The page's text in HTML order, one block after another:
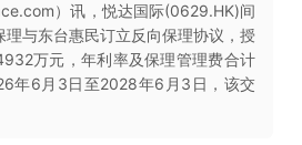
）讯，悦达国际(0629.HK)间
理与东台惠民订立反向保理协议，授
万元，年利率及保理管理费合计
年6月3日至2028年6月3日，该交